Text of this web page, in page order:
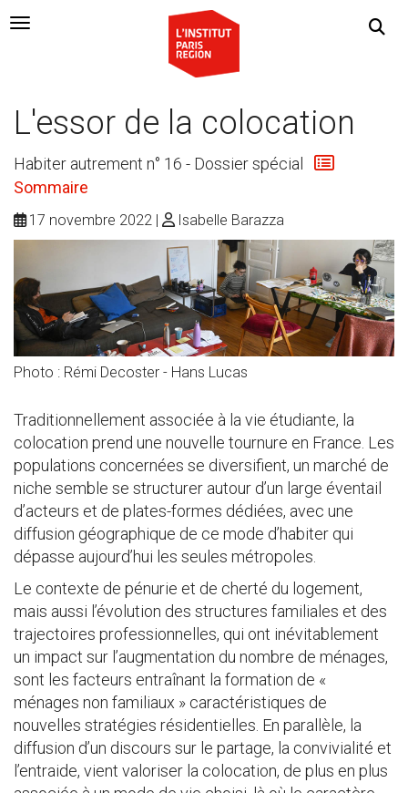
Navigation Toggle
L'essor de la colocation
Habiter autrement n° 16 - Dossier spécial
Sommaire
17 novembre 2022 Isabelle Barazza
Photo : Rémi Decoster - Hans Lucas
Traditionnellement associée à la vie étudiante, la
colocation prend une nouvelle tournure en France. Les
populations concernées se diversifient, un marché de
niche semble se structurer autour d’un large éventail
d’acteurs et de plates-formes dédiées, avec une
diffusion géographique de ce mode d’habiter qui
dépasse aujourd’hui les seules métropoles.
Le contexte de pénurie et de cherté du logement,
mais aussi l’évolution des structures familiales et des
trajectoires professionnelles, qui ont inévitablement
un impact sur l’augmentation du nombre de ménages,
sont les facteurs entraînant la formation de «
ménages non familiaux » caractéristiques de
nouvelles stratégies résidentielles. En parallèle, la
diffusion d’un discours sur le partage, la convivialité et
l’entraide, vient valoriser la colocation, de plus en plus